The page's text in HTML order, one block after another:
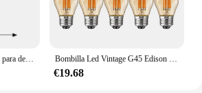
€19.68